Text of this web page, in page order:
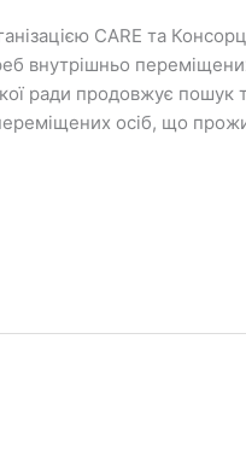
CARE та
внутрішньо
ради продовжує пошук
осіб, що